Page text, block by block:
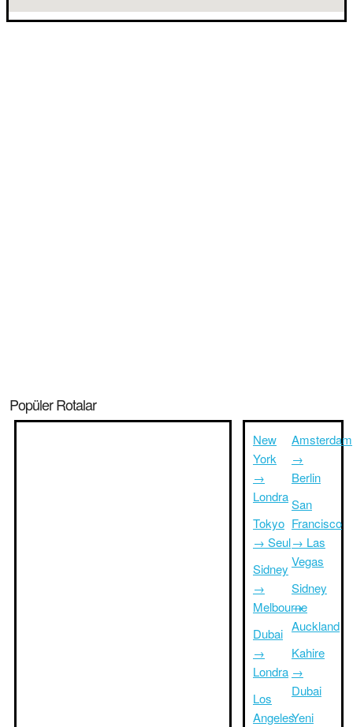
Popüler Rotalar
New
York
→
Londra
Tokyo
→ Seul
Sidney
→
Melbourne
Dubai
→
Londra
Los
Angeles
Amsterdam
→
Berlin
San
Francisco
→ Las
Vegas
Sidney
→
Auckland
Kahire
→
Dubai
Yeni